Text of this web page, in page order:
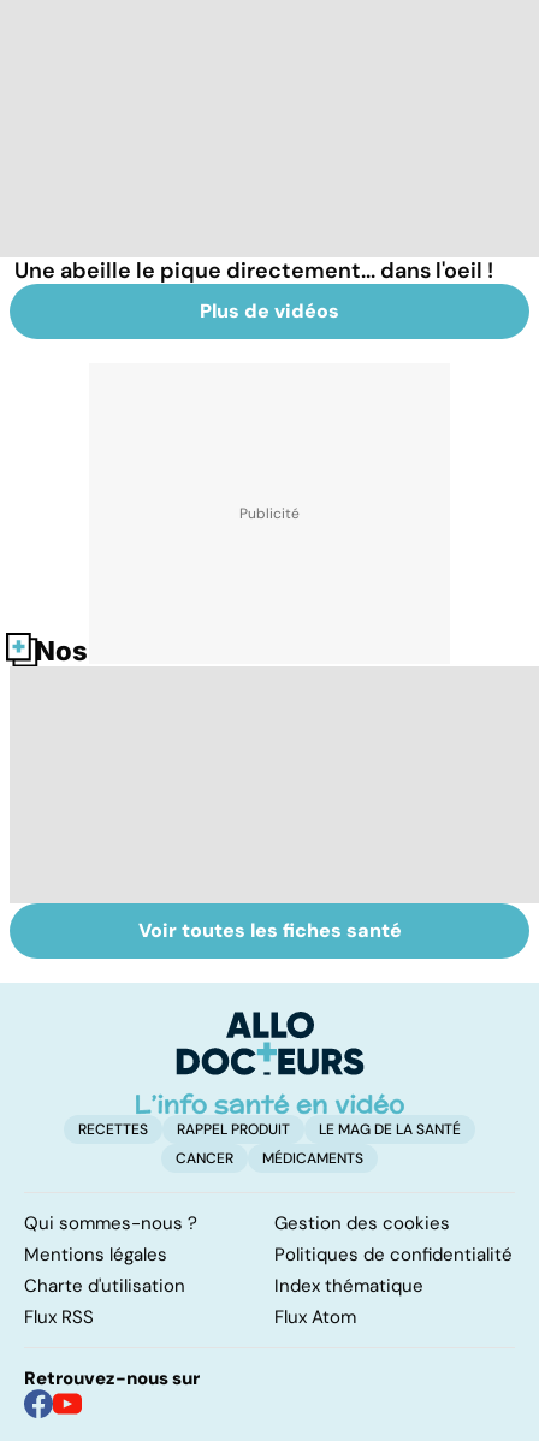
Une abeille le pique directement... dans l'oeil !
Plus de vidéos
Nos fiches santé
Tout savoir sur
les infections
Inflammation des
amygdales : que
d'angine ?
Voir toutes les fiches santé
RECETTES RAPPEL PRODUIT
LE MAG DE LA SANTÉ
CANCER
MÉDICAMENTS
Qui sommes-nous ?
Gestion des cookies
Mentions légales
Politiques de confidentialité
Charte d'utilisation
Index thématique
Flux RSS
Flux Atom
Retrouvez-nous sur